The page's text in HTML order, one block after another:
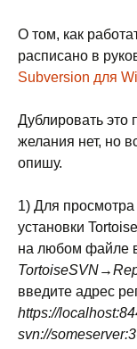
О том, как
расписано в
Subversion для
Дублировать это
желания нет, но
опишу.
1) Для
установки
на любом файле
введите адрес
https://
svn://